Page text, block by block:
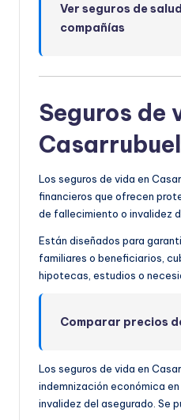
Ver seguros de
compañías
Seguros de
Los seguros de vida en
financieros que ofrecen
de fallecimiento o invalidez
Están diseñados para
familiares o beneficiarios,
hipotecas, estudios o
Comparar precios
Los seguros de vida en
indemnización económica
invalidez del asegurado. Se